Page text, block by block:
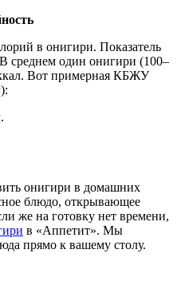
в онигири. Показатель
среднем один онигири (100–
Вот примерная КБЖУ
онигири в домашних
блюдо, открывающее
же на готовку нет времени,
в «Аппетит». Мы
прямо к вашему столу.